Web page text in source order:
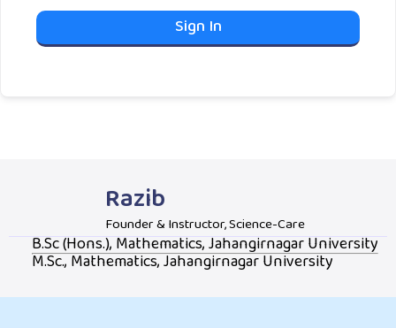
Sign In
Razib
Founder & Instructor, Science-Care
B.Sc (Hons.), Mathematics, Jahangirnagar University
M.Sc., Mathematics, Jahangirnagar University